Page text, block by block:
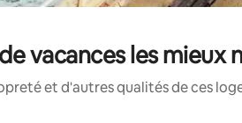
vacances les mieux
et d'autres qualités de ces